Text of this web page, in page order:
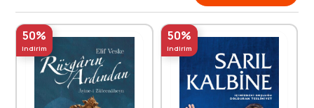
50%
indirim
50%
indirim